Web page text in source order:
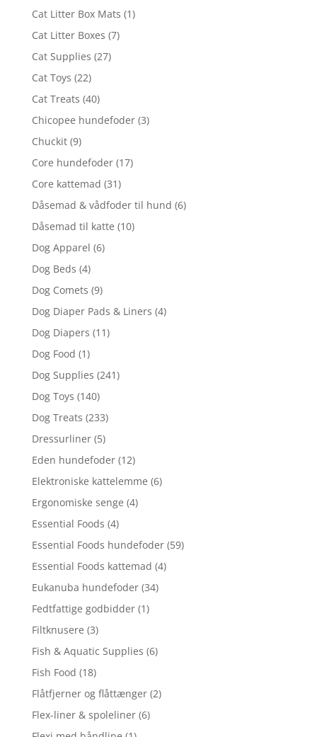
Cat Litter Box Mats (1)
Cat Litter Boxes (7)
Cat Supplies (27)
Cat Toys (22)
Cat Treats (40)
Chicopee hundefoder (3)
Chuckit (9)
Core hundefoder (17)
Core kattemad (31)
Dåsemad & vådfoder til hund (6)
Dåsemad til katte (10)
Dog Apparel (6)
Dog Beds (4)
Dog Comets (9)
Dog Diaper Pads & Liners (4)
Dog Diapers (11)
Dog Food (1)
Dog Supplies (241)
Dog Toys (140)
Dog Treats (233)
Dressurliner (5)
Eden hundefoder (12)
Elektroniske kattelemme (6)
Ergonomiske senge (4)
Essential Foods (4)
Essential Foods hundefoder (59)
Essential Foods kattemad (4)
Eukanuba hundefoder (34)
Fedtfattige godbidder (1)
Filtknusere (3)
Fish & Aquatic Supplies (6)
Fish Food (18)
Flåtfjerner og flåttænger (2)
Flex-liner & spoleliner (6)